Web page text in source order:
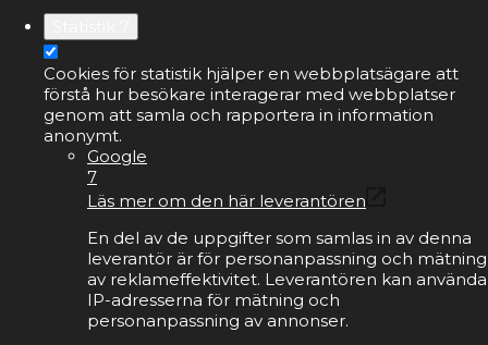
Cookies för statistik hjälper en webbplatsägare att
förstå hur besökare interagerar med webbplatser
genom att samla och rapportera in information
anonymt.
Google
7
Läs mer om den här leverantören
En del av de uppgifter som samlas in av denna
leverantör är för personanpassning och mätning
av reklameffektivitet. Leverantören kan använda
IP-adresserna för mätning och
personanpassning av annonser.